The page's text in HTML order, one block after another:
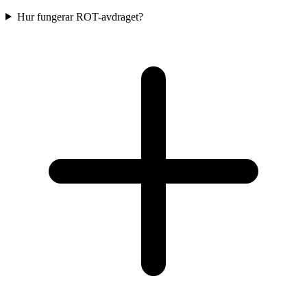
Hur fungerar ROT-avdraget?